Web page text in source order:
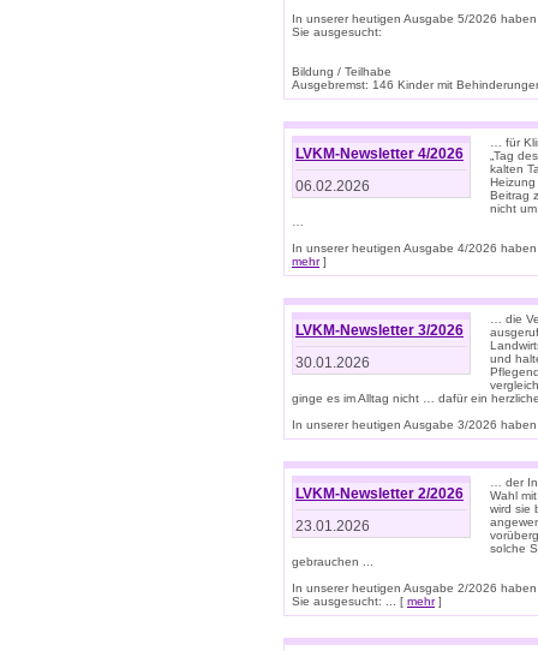
In unserer heutigen Ausgabe 5/2026
Sie ausgesucht:
Bildung / Teilhabe
Ausgebremst: 146 Kinder mit
LVKM-Newsletter 4/2026
06.02.2026
… für
„Tag
kalten
Beitrag
nicht
In unserer heutigen Ausgabe 4/2026
mehr]
LVKM-Newsletter 3/2026
30.01.2026
… die
und
ginge es im Alltag nicht … dafür ein
In unserer heutigen Ausgabe 3/2026
LVKM-Newsletter 2/2026
23.01.2026
… der
Wahl
wird sie
solche
gebrauchen ...
In unserer heutigen Ausgabe 2/2026
Sie ausgesucht: ... [ mehr]